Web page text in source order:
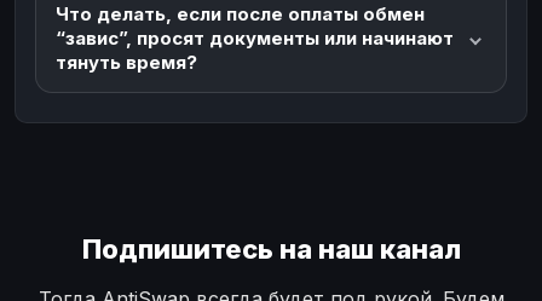
Что делать, если после оплаты обмен
“завис”, просят документы или начинают
тянуть время?
Подпишитесь на наш канал